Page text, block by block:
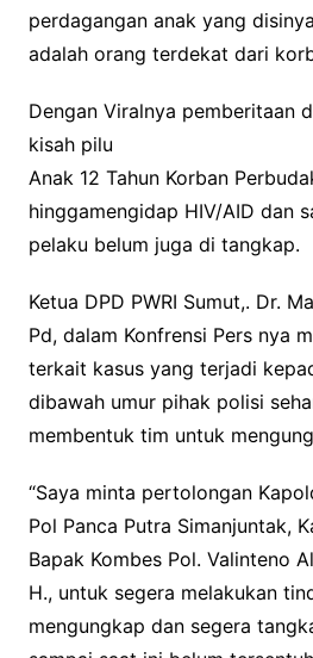
perdagangan anak yang
adalah orang terdekat dari
Dengan Viralnya pemberitaan
kisah pilu
Anak 12 Tahun Korban
hinggamengidap HIV/AID dan
pelaku belum juga di tangkap.
Ketua DPD PWRI Sumut,. Dr.
Pd, dalam Konfrensi Pers nya
terkait kasus yang terjadi
dibawah umur pihak polisi
membentuk tim untuk
“Saya minta pertolongan
Pol Panca Putra Simanjuntak,
Bapak Kombes Pol. Valinteno
H., untuk segera melakukan
mengungkap dan segera